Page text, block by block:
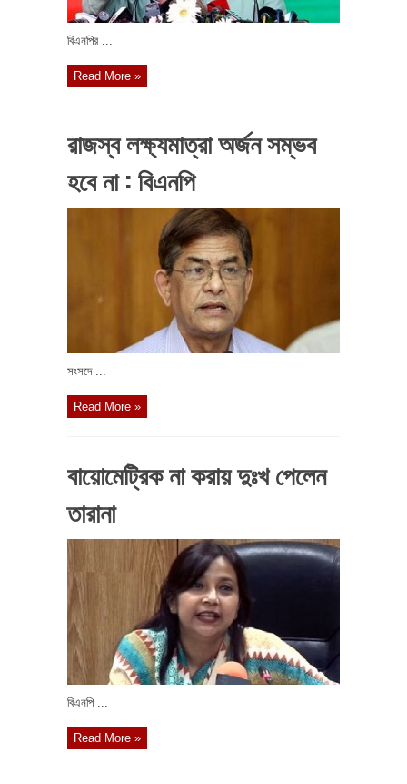
বিএনপির ...
Read More »
রাজস্ব লক্ষ্যমাত্রা অর্জন সম্ভব
হবে না : বিএনপি
সংসদে ...
Read More »
বায়োমেট্রিক না করায় দুঃখ পেলেন
তারানা
বিএনপি ...
Read More »